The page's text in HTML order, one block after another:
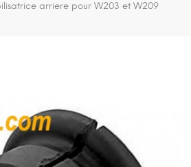
arriere pour W203 et W209